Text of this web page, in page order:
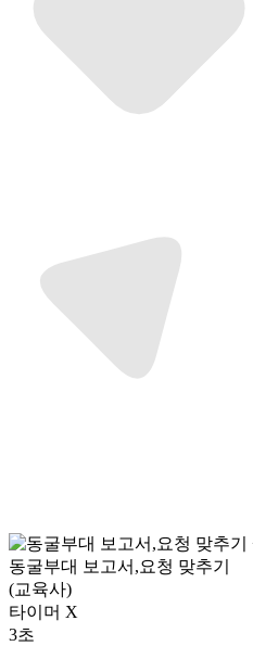
동굴부대 보고서,요청 맞추기
(교육사)
타이머 X
3초